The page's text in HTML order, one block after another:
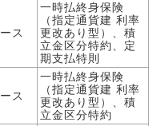
ス
一時払終身保険
（指定通貨建 利率
更改あり型）、積
立金区分特約、定
期支払特則
ス
一時払終身保険
（指定通貨建 利率
更改あり型）、積
立金区分特約